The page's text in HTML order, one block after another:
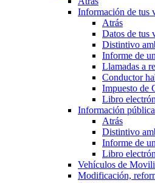
Información de tus
Atrás
Datos de tus
Distintivo
Informe de
Llamadas a
Conductor
Impuesto de
Libro
Información
Atrás
Distintivo
Informe de
Libro
Vehículos de
Modificación,